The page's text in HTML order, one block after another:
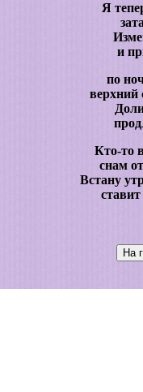
Я
и
по
верхний
Кто-то
снам
Встану